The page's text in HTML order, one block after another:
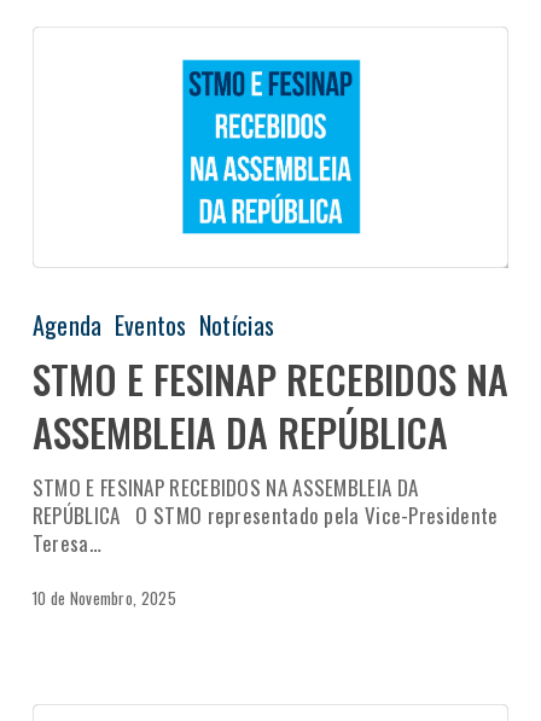
Agenda Eventos Notícias
STMO E FESINAP RECEBIDOS NA
ASSEMBLEIA DA REPÚBLICA
STMO E FESINAP RECEBIDOS NA ASSEMBLEIA DA
REPÚBLICA O STMO representado pela Vice-Presidente
Teresa…
10 de Novembro, 2025